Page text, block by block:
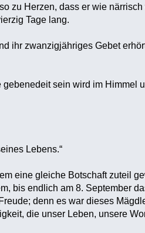
zu Herzen, dass er wie närrisch
Tage lang.
ihr zwanzigjähriges Gebet
sein wird im Himmel
Lebens.“
eine gleiche Botschaft zuteil
bis endlich am 8. September
denn es war dieses
die unser Leben, unsere